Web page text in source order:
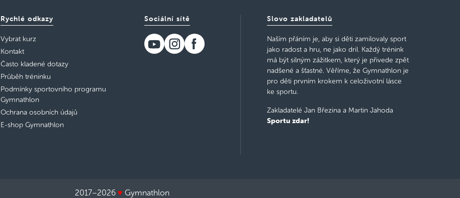
Rychlé odkazy
Vybrat kurz
Kontakt
Často kladené dotazy
Průběh tréninku
Podmínky sportovního programu
Gymnathlon
Ochrana osobních údajů
E-shop Gymnathlon
Sociální sítě Slovo zakladatelů
Naším přáním je, aby si děti zamilovaly sport
jako radost a hru, ne jako dril. Každý trénink
má být silným zážitkem, který je přivede zpět
nadšené a šťastné. Věříme, že Gymnathlon je
pro děti prvním krokem k celoživotní lásce
ke sportu.
Zakladatelé Jan Březina a Martin Jahoda
Sportu zdar!
2017–2026 ♥ Gymnathlon